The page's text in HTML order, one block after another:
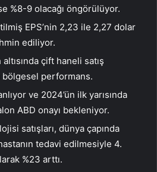
%8-9 olacağı öngörülüyor.
EPS’nin 2,23 ile 2,27 dolar
ediliyor.
çift haneli satış
performans.
ve 2024’ün ilk yarısında
ABD onayı bekleniyor.
satışları, dünya çapında
tedavi edilmesiyle 4.
%23 arttı.